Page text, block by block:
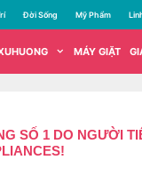
Đời Sống Mỹ Phẩm
MÁY GIẶT
SỐ 1 DO NGƯỜI